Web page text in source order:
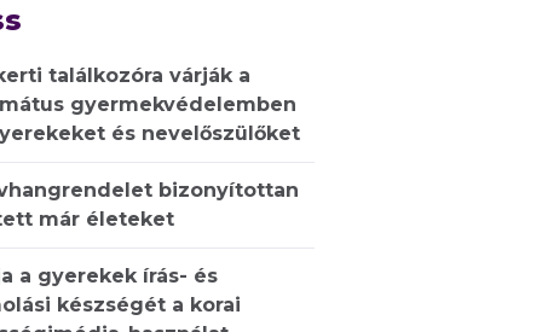
találkozóra várják a
gyermekvédelemben
és nevelőszülőket
bizonyítottan
már életeket
a gyerekek írás- és
készségét a korai